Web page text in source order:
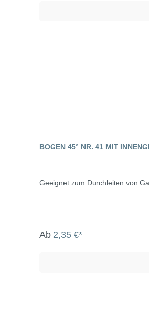
BOGEN 45° NR. 41 MIT
Geeignet zum Durchleiten von
Ab 2,35 €*